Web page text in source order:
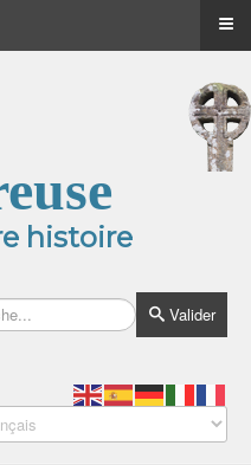
histoire
Valider
≡
≡